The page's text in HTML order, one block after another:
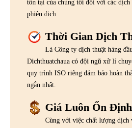
tồn tại của chúng tôi đối với các
phiên dịch.
Thời Gian Dịch
Là Công ty dịch thuật hàng
Dichthuatchaua có đội ngũ xử lí
quy trình ISO riêng đảm bảo hoàn
ngắn nhất.
Giá Luôn Ổn Định
Cùng với việc chất lượng dịch